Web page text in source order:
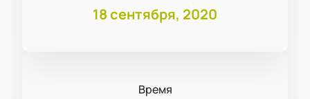
18 сентября, 2020
Время